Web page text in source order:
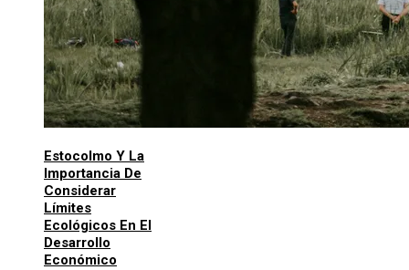
Estocolmo Y La
Importancia De
Considerar
Límites
Ecológicos En El
Desarrollo
Económico